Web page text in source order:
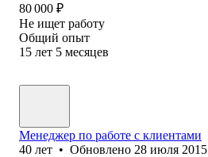
80 000 ₽
Не ищет работу
Общий опыт
15 лет 5 месяцев
Менеджер по работе с клиентами
40 лет • Обновлено 28 июля 2015